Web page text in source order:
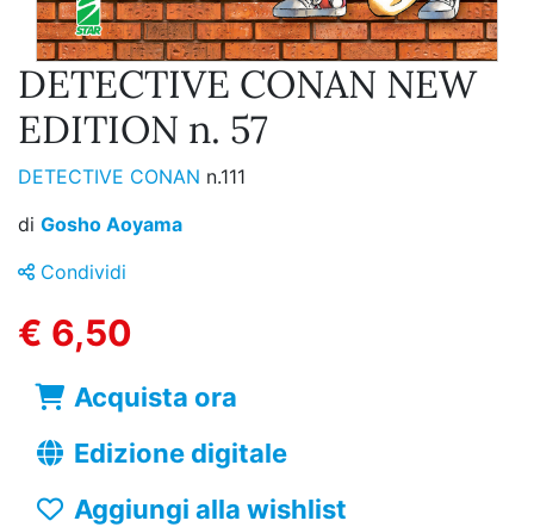
DETECTIVE CONAN NEW
EDITION n. 57
DETECTIVE CONAN n.111
di Gosho Aoyama
Condividi
€ 6,50
Acquista ora
Edizione digitale
Aggiungi alla wishlist